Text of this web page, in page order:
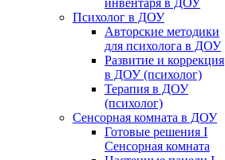
инвентаря в ДОУ
Психолог в ДОУ
Авторские методики
для психолога в ДОУ
Развитие и коррекция
в ДОУ (психолог)
Терапия в ДОУ
(психолог)
Сенсорная комната в ДОУ
Готовые решения I
Сенсорная комната